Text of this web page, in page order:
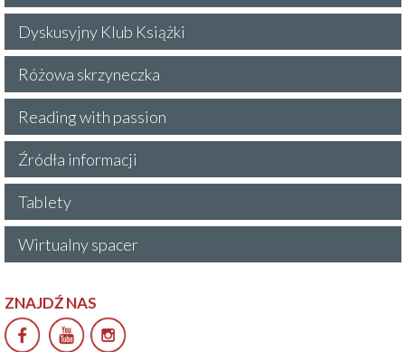
Dyskusyjny Klub Książki
Różowa skrzyneczka
Reading with passion
Źródła informacji
Tablety
Wirtualny spacer
ZNAJDŹ NAS